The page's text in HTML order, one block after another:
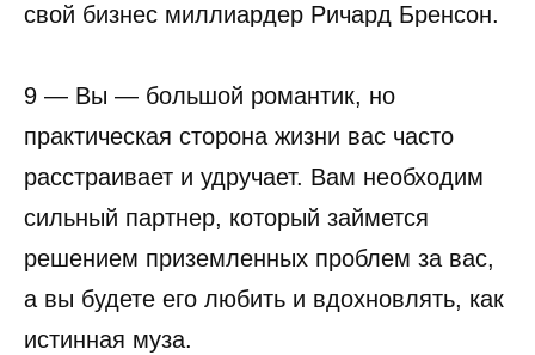
свой бизнес миллиардер Ричард Бренсон.
9 — Вы — большой романтик, но
практическая сторона жизни вас часто
расстраивает и удручает. Вам необходим
сильный партнер, который займется
решением приземленных проблем за вас,
а вы будете его любить и вдохновлять, как
истинная муза.